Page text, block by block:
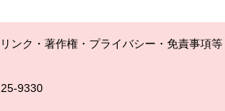
リンク・著作権・プライバシー・免責事項等
9330